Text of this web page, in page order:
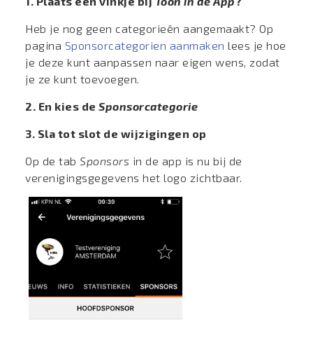
Heb je nog geen categorieën aangemaakt? Op
pagina Sponsorcategorien aanmaken lees je hoe
je deze kunt aanpassen naar eigen wens, zodat
je ze kunt toevoegen.
2. En kies de Sponsorcategorie
3. Sla tot slot de wijzigingen op
Op de tab Sponsors in de app is nu bij de
verenigingsgegevens het logo zichtbaar.